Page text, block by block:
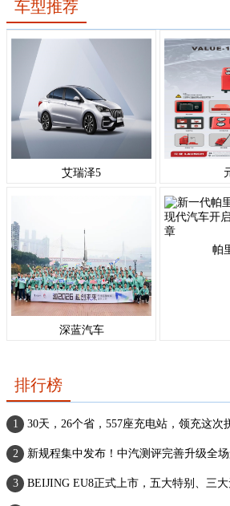
车型推荐
艾瑞泽5
深蓝汽车
帕
排行榜
30天，26个省，557座充电站，领充这次
新规程集中发布！中汽测评完善升级全场
BEIJING EU8正式上市，五大特别、三